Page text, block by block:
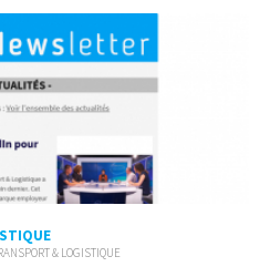
& LOGISTIQUE